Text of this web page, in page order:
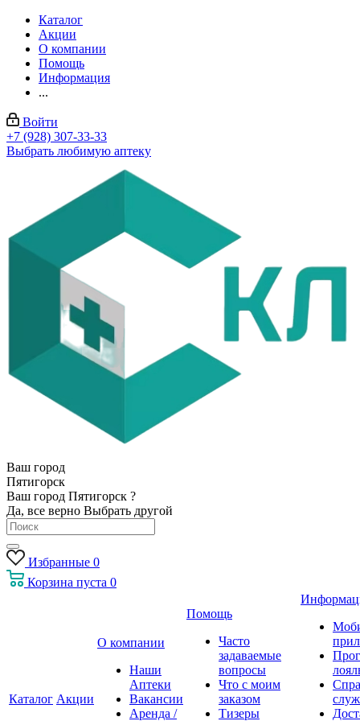
Каталог
Акции
О компании
Помощь
Информация
...
Войти
+7 (928) 307-33-33
Выбрать любимую аптеку
Ваш город
Пятигорск
Ваш город Пятигорск ?
Да, все верно Выбрать другой
Избранные 0
Корзина пуста 0
Каталог Акции
О компании
Наши
Аптеки
Вакансии
Аренда /
Помощь
Часто
задаваемые
вопросы
Что с моим
заказом
Тизеры